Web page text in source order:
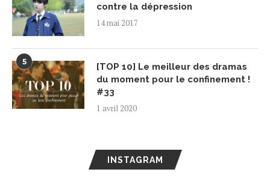
contre la dépression
14 mai 2017
5
[TOP 10] Le meilleur des dramas
du moment pour le confinement !
#33
1 avril 2020
INSTAGRAM